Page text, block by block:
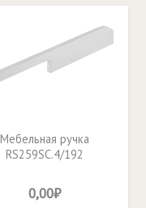
Мебельная ручка
RS259SC.4/192
0,00₽